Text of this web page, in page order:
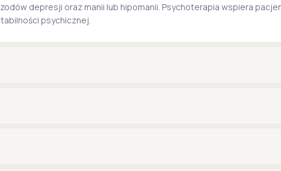
depresji oraz manii lub hipomanii. Psychoterapia wspiera
psychicznej.